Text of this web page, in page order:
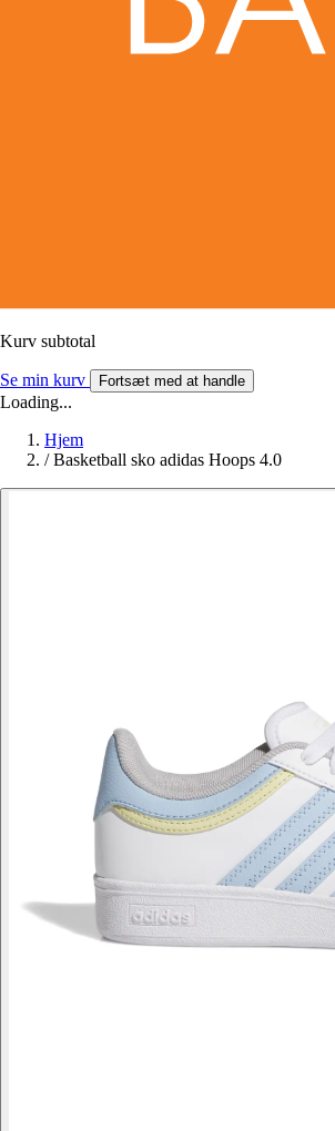
Kurv subtotal
Se min kurv Fortsæt med at handle
Loading...
Hjem
/ Basketball sko adidas Hoops 4.0